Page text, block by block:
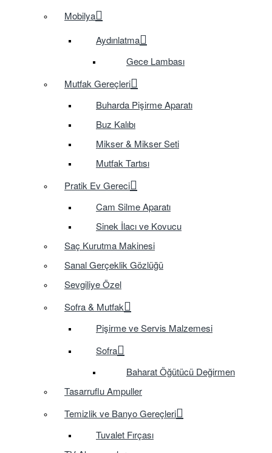
Mobilya
Aydınlatma
Gece Lambası
Mutfak Gereçleri
Buharda Pişirme Aparatı
Buz Kalıbı
Mikser & Mikser Seti
Mutfak Tartısı
Pratik Ev Gereci
Cam Silme Aparatı
Sinek İlacı ve Kovucu
Saç Kurutma Makinesi
Sanal Gerçeklik Gözlüğü
Sevgiliye Özel
Sofra & Mutfak
Pişirme ve Servis Malzemesi
Sofra
Baharat Öğütücü Değirmen
Tasarruflu Ampuller
Temizlik ve Banyo Gereçleri
Tuvalet Fırçası